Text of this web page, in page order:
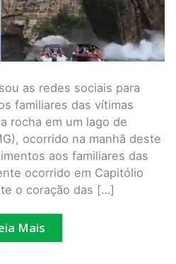
as redes sociais para
familiares das vítimas
rocha em um lago de
ocorrido na manhã deste
aos familiares das
ocorrido em Capitólio
o coração das […]
Mais